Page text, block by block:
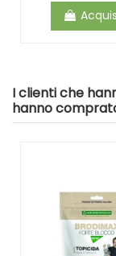
I clienti che
hanno